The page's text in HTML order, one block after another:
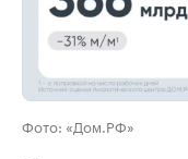
Фото: «Дом.РФ»